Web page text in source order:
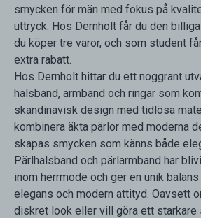
smycken för män med fokus på
uttryck. Hos Dernholt får du den
du köper tre varor, och som student
extra rabatt.
Hos Dernholt hittar du ett noggrant
halsband, armband och ringar som
skandinavisk design med tidlösa
kombinera äkta pärlor med moderna
skapas smycken som känns både
Pärlhalsband och pärlarmband har
inom herrmode och ger en unik
elegans och modern attityd. Oavsett
diskret look eller vill göra ett